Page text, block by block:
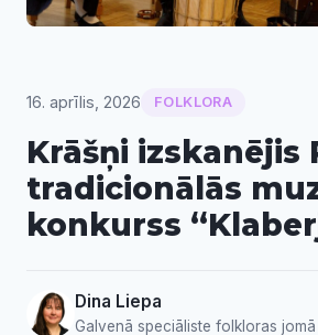
16. aprīlis, 2026 FOLKLORA
Krāšņi izskanējis
tradicionālās
konkurss
Dina Liepa
Galvenā speciāliste folkloras jomā